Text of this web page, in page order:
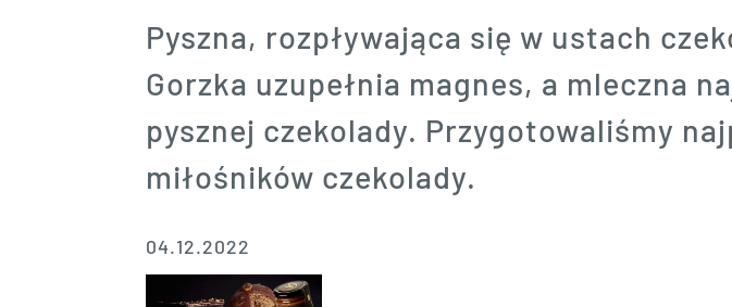
Pyszna, rozpływająca się w ustach
Gorzka uzupełnia magnes, a mleczna
pysznej czekolady. Przygotowaliśmy
miłośników czekolady.
04.12.2022